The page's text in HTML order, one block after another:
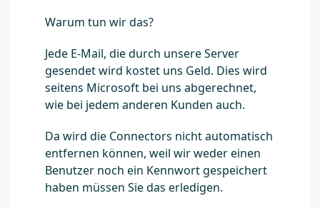
Warum tun wir das?
Jede E-Mail, die durch unsere Server
gesendet wird kostet uns Geld. Dies wird
seitens Microsoft bei uns abgerechnet,
wie bei jedem anderen Kunden auch.
Da wird die Connectors nicht automatisch
entfernen können, weil wir weder einen
Benutzer noch ein Kennwort gespeichert
haben müssen Sie das erledigen.